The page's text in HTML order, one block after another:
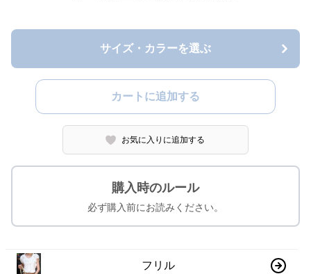
サイズ・カラーを選ぶ
カートに追加する
お気に入りに追加する
購入時のルール
必ず購入前にお読みください。
フリル